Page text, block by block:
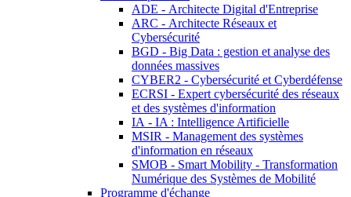
ADE - Architecte Digital d'Entreprise
ARC - Architecte Réseaux et
Cybersécurité
BGD - Big Data : gestion et analyse des
données massives
CYBER2 - Cybersécurité et Cyberdéfense
ECRSI - Expert cybersécurité des réseaux
et des systèmes d'information
IA - IA : Intelligence Artificielle
MSIR - Management des systèmes
d'information en réseaux
SMOB - Smart Mobility - Transformation
Numérique des Systèmes de Mobilité
Programme d'échange